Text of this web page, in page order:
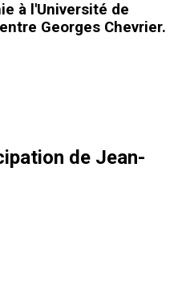
à l'Université de
Georges Chevrier.
de Jean-